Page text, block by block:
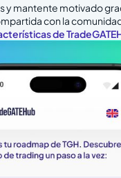
y mantente motivado
con la
de